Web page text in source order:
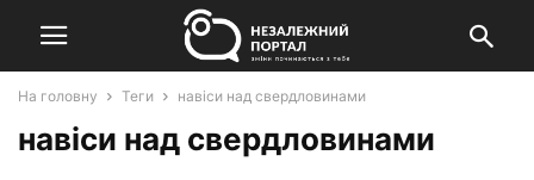
На головну Теги навіси над свердловинами
навіси над свердловинами